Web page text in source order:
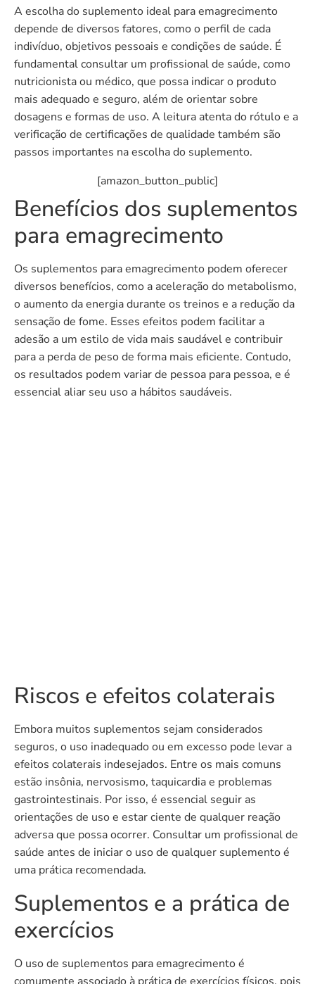
A escolha do suplemento ideal para emagrecimento
depende de diversos fatores, como o perfil de cada
indivíduo, objetivos pessoais e condições de saúde. É
fundamental consultar um profissional de saúde, como
nutricionista ou médico, que possa indicar o produto
mais adequado e seguro, além de orientar sobre
dosagens e formas de uso. A leitura atenta do rótulo e a
verificação de certificações de qualidade também são
passos importantes na escolha do suplemento.
[amazon_button_public]
Benefícios dos suplementos
para emagrecimento
Os suplementos para emagrecimento podem oferecer
diversos benefícios, como a aceleração do metabolismo,
o aumento da energia durante os treinos e a redução da
sensação de fome. Esses efeitos podem facilitar a
adesão a um estilo de vida mais saudável e contribuir
para a perda de peso de forma mais eficiente. Contudo,
os resultados podem variar de pessoa para pessoa, e é
essencial aliar seu uso a hábitos saudáveis.
Riscos e efeitos colaterais
Embora muitos suplementos sejam considerados
seguros, o uso inadequado ou em excesso pode levar a
efeitos colaterais indesejados. Entre os mais comuns
estão insônia, nervosismo, taquicardia e problemas
gastrointestinais. Por isso, é essencial seguir as
orientações de uso e estar ciente de qualquer reação
adversa que possa ocorrer. Consultar um profissional de
saúde antes de iniciar o uso de qualquer suplemento é
uma prática recomendada.
Suplementos e a prática de
exercícios
O uso de suplementos para emagrecimento é
comumente associado à prática de exercícios físicos, pois